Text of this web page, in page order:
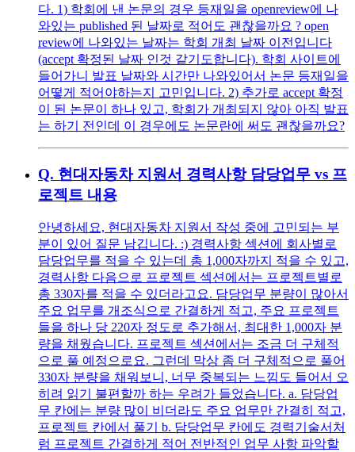
다. 1) 학회에 낸 논문의 경우 등재일을 openreview에 나
와있는 published 된 날짜로 적어도 괜찮을까요 ? open
review에 나와있는 날짜는 학회 개최 날짜 이전입니다
(accept 확정된 날짜 인것 같기도합니다). 학회 사이트에
들어가니 발표 날짜와 시간만 나와있어서 논문 등재일을
어떻게 적어야하는지 고민입니다. 2) 추가로 accept 확정
이 된 논문이 하나 있고, 학회가 개최되지 않아 아직 발표
는 하기 전인데 이 경우에도 논문란에 써도 괜찮을까요?
Q. 현대자동차 지원서 경력사항 담당업무 vs 프
로젝트 내용
안녕하세요, 현대자동차 지원서 작성 중에 고민되는 부
분이 있어 질문 남깁니다. :) 경력사항 섹션에 회사별로
담당업무를 적을 수 있는데 총 1,000자까지 적을 수 있고,
경력사항 다음으로 프로젝트 섹션에서는 프로젝트별로
총 330자를 적을 수 있더라고요. 담당업무 분량이 많아서
주요 업무를 개조식으로 간결하게 적고, 주요 프로젝트
들을 하나 당 220자 정도로 추가해서, 최대한 1,000자 분
량을 채웠습니다. 프로젝트 섹션에서는 조금 더 구체적
으로 풀 예정으로요. 그런데 막상 좀 더 구체적으로 풀어
330자 분량을 채워보니, 너무 중복되는 느낌도 들어서 오
히려 읽기 불편할까 하는 우려가 들었습니다. a. 담당업
무 칸에는 분량 많이 비더라도 주요 업무만 간결히 적고,
프로젝트 칸에서 풀기 b. 담당업무 칸에도 경력기술서처
럼 프로젝트 간결하게 적어 전반적인 업무 사항 파악할